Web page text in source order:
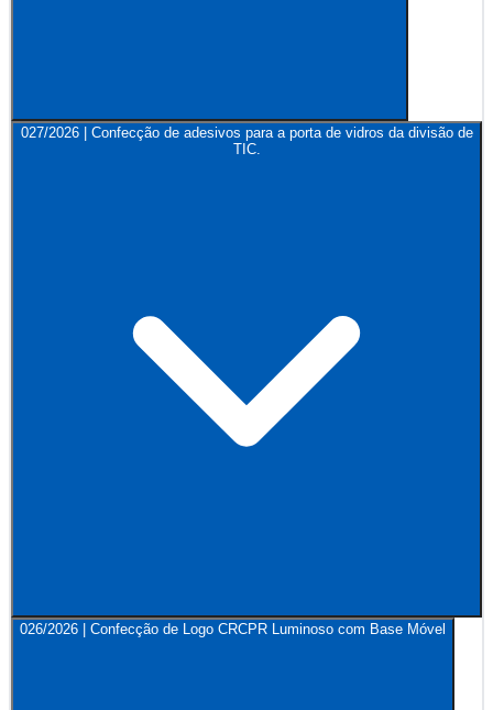
027/2026 | Confecção de adesivos para a porta de vidros da divisão de
TIC.
026/2026 | Confecção de Logo CRCPR Luminoso com Base Móvel